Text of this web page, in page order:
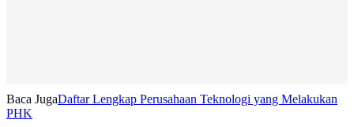
Baca JugaDaftar Lengkap Perusahaan Teknologi yang Melakukan
PHK